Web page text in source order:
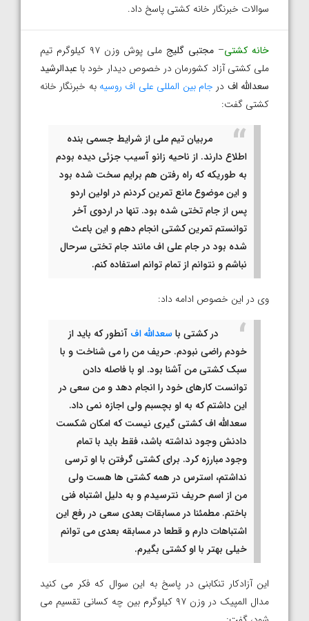
سوالات خبرنگار خانه کشتی پاسخ داد.
خانه کشتی– مجتبی گلیج
ملی پوش وزن ۹۷ کیلوگرم تیم
ملی کشتی آزاد کشورمان در خصوص دیدار خود با عبدالرشید
سعدالله اف در جام بین المللی علی اف روسیه به خبرنگار خانه
کشتی گفت:
مربیان تیم ملی از شرایط جسمی بنده
اطلاع دارند. از ناحیه زانو آسیب جزئی دیده بودم
به طوریکه که راه رفتن هم برایم سخت شده بود
و این موضوع مانع تمرین کردنم در اولین اردو
پس از جام تختی شده بود. تنها در اردوی آخر
توانستم تمرین کشتی انجام دهم و این باعث
شده بود در جام علی اف مانند جام تختی سرحال
نباشم و نتوانم از تمام توانم استفاده کنم.
وی در این خصوص ادامه داد:
در کشتی باسعدالله اف آنطور که باید از
خودم راضی نبودم. حریف من را می شناخت و با
سبک کشتی من آشنا بود. او با فاصله دادن
توانست کارهای خود را انجام دهد و من سعی در
این داشتم که به او بچسبم ولی اجازه نمی داد.
سعدالله اف کشتی گیری نیست که امکان شکست
دادنش وجود نداشته باشد، فقط باید با تمام
وجود مبارزه کرد. برای کشتی گرفتن با او ترسی
نداشتم، استرس در همه کشتی ها هست ولی
من از اسم حریف نترسیدم و به دلیل اشتباه فنی
باختم. مطمئنا در مسابقات بعدی سعی در رفع این
اشتباهات دارم و قطعا در مسابقه بعدی می توانم
خیلی بهتر با او کشتی بگیرم.
این آزادکار تنکابنی در پاسخ به این سوال که فکر می کنید
مدال المپیک در وزن ۹۷ کیلوگرم بین چه کسانی تقسیم می